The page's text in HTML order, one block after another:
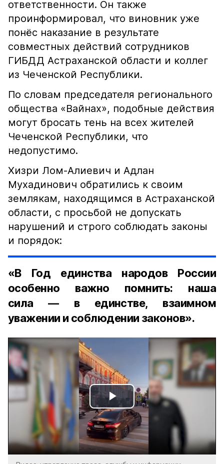
ответственности. Он также
проинформировал, что виновник уже
понёс наказание в результате
совместных действий сотрудников
ГИБДД Астраханской области и коллег
из Чеченской Республики.
По словам председателя регионального
общества «Вайнах», подобные действия
могут бросать тень на всех жителей
Чеченской Республики, что
недопустимо.
Хизри Лом-Алиевич и Адлан
Мухадинович обратились к своим
землякам, находящимся в Астраханской
области, с просьбой не допускать
нарушений и строго соблюдать законы
и порядок:
«В Год единства народов России
особенно важно помнить: наша
сила — в единстве, взаимном
уважении и соблюдении законов».
Play
Video